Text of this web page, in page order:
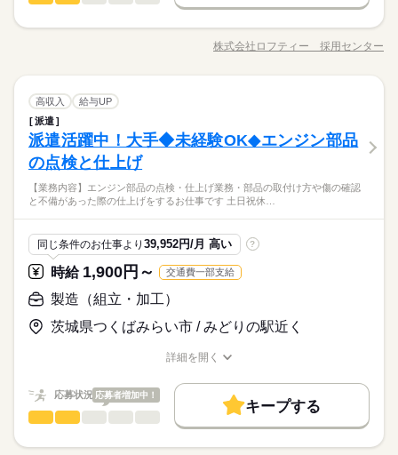
10時～出社
16時前退社
働き方・環境
ブランクOK
社会保険制度 日払い
週払い
禁煙・分煙
バイク自転車
～16：00（実働8時間） 15：30～24：30（実働8時間） 1週間ご
との交代制 残業月平均10時間程度
休日・休暇 土曜
土日（会社カレンダー）
履歴書不要
WEB登録
働き方・環境
ブランクOK 社会保険制度 日払い
禁煙・分煙
バイク自転車
続きを読む
リフト免許お持ちの場合》 時給：1650円～2062円 【月給例】2
え・22時以降の勤務より割増 kkw_bcov2106
期間・時間 長期
ーーーーーーーーーーーーーーーーー 【勤務時間詳細】 07：00
～16：00（実働8時間） 15：30～24：30（実働8時間） 1週間ご
との交代制 残業月平均10時間程度
土日（会社カレンダー）
男女の割合 男性
みんなで
職場の様子
業界
【日払いOK】履歴書不要なので手間もなくすぐに働き始められ
ます！WEB面接にも対応♪まずはお気軽にお問い合わせくださ
い！ご応募お待ちしております♪
お仕事の特徴
働く人の待遇向上
高収入
募集条件
交通費
WEB登録
いもOK！ ・学歴・職歴にも自信がない方もOK ＼ 未経験O
K！頑張った分だけ稼げます！ ／ 中型トラクタや産業用エン
ンになります♪ 製造業未経験でも安心！ 入社後にしっかりと研
修あるのでご安心を！ 大手だから給料も待遇も充実していま
す。 正社員登用制度有り！長期で働けて安心◎ 特典や手当を含
むと1年目から年収600万円可能 寮環境は抜群♪新しい物件が多
く快適に過ごせます♪
応募資格
資格：不問
パワフルでやる気のある方！
給与 時給 1,900円～2,375円
【給与備考】 ■日払いOK（規定内） 想定月収：454000円以上
×60H ※実働8時間超えより割増 kkw_bcov2106
長期
ーーーーーーーーーーーーーーーーー 【勤務時間詳細】 8：00
～16：308：00～16：30 20：00～翌04：30 日勤またはの交替制
詳しい募集要項をすべて見る
応募する
職種/応募資格 給与/時間/休日
男女の割合
仕事の仕方 ひとりで みんなで
職場の様子 しずか にぎやか
業界 その他
【日払いOK】履歴書不要なので手間もなくすぐに働き始められ
ます！WEB面接にも対応♪まずはお気軽にお問い合わせくださ
い！ご応募お待ちしております♪
働く人の待遇向上 高収入 給与UP 基本特徴 40代活躍
募集条件
職種 製造（組立・加工）
★おすすめポイント★ ・イキナリ高時給1900円スタート ・週払
いもOK！ ・学歴・職歴にも自信がない方もOK ＼ 未経験O
K！頑張った分だけ稼げます！ ／ 中型トラクタや産業用エン
ジンを生産している工場で 主にトラクタの組立・溶接・塗装・
プレス・ 部品加工などのお仕事になります。 ライン作業がメイ
ンになります♪ 製造業未経験でも安心！ 入社後にしっかりと研
修あるのでご安心を！ 大手だから給料も待遇も充実していま
す。 正社員登用制度有り！長期で働けて安心◎ 特典や手当を含
むと1年目から年収600万円可能 寮環境は抜群♪新しい物件が多
く快適に過ごせます♪
続きを読む
応募資格
資格：不問
経験：経験一切不問
パワフルでやる気のある方！
内訳：155H＋残業2375円×40H＋休出2375円×15.5H＋深夜475円
×60H ※実働8時間超えより割増 kkw_bcov2106
詳しい募集要項をすべて見る
応募する
株式会社ロフティー 採用センター
高収入
給与UP
派遣
派遣活躍中！大手◆未経験OK◆エンジン部品
の点検と仕上げ
【業務内容】エンジン部品の点検・仕上げ業務・部品の取付け方や傷の確認
と不備があった際の仕上げをするお仕事です 土日祝休…
同じ条件のお仕事より 39,952円/月 高い ?
時給 1,900円～ 交通費一部支給
製造（組立・加工）
茨城県つくばみらい市 / みどりの駅近く
その他
製造（組立・加工）
詳細を開く
応募状況 応募者増加中！
キープする